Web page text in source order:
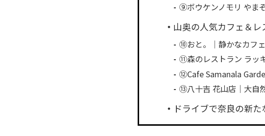
⑨ボウケンノモリ やま
山奥の人気カフェ＆
⑩おと。｜静かなカフ
⑪森のレストラン ラッ
⑫Cafe Samanala
⑬八十吉 花山店｜大自
ドライブで奈良の新た